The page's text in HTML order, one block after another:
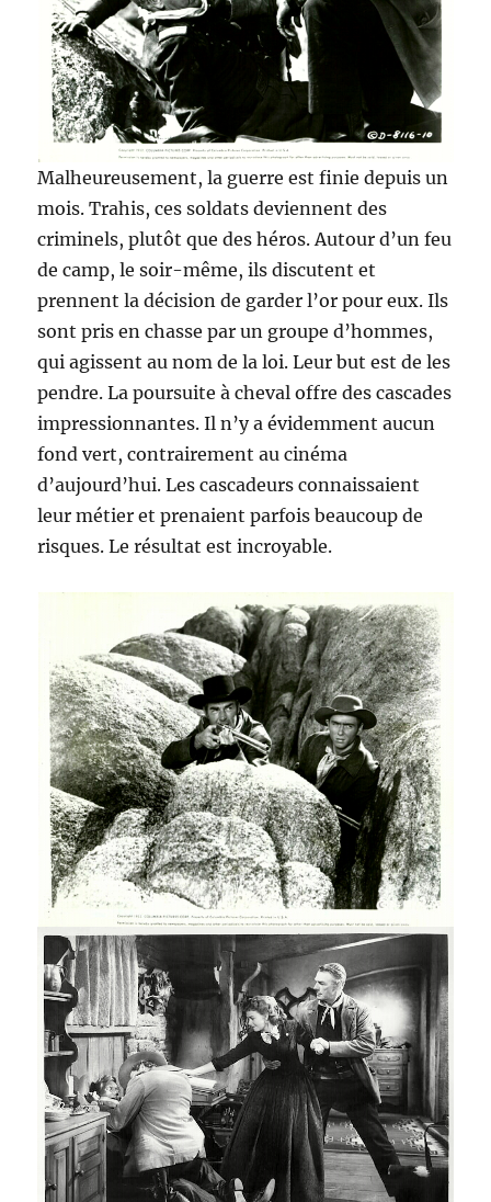
Malheureusement, la guerre est finie depuis un
mois. Trahis, ces soldats deviennent des
criminels, plutôt que des héros. Autour d’un feu
de camp, le soir-même, ils discutent et
prennent la décision de garder l’or pour eux. Ils
sont pris en chasse par un groupe d’hommes,
qui agissent au nom de la loi. Leur but est de les
pendre. La poursuite à cheval offre des cascades
impressionnantes. Il n’y a évidemment aucun
fond vert, contrairement au cinéma
d’aujourd’hui. Les cascadeurs connaissaient
leur métier et prenaient parfois beaucoup de
risques. Le résultat est incroyable.